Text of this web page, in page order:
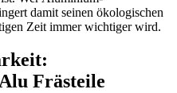
damit seinen ökologischen
Zeit immer wichtiger wird.
Frästeile